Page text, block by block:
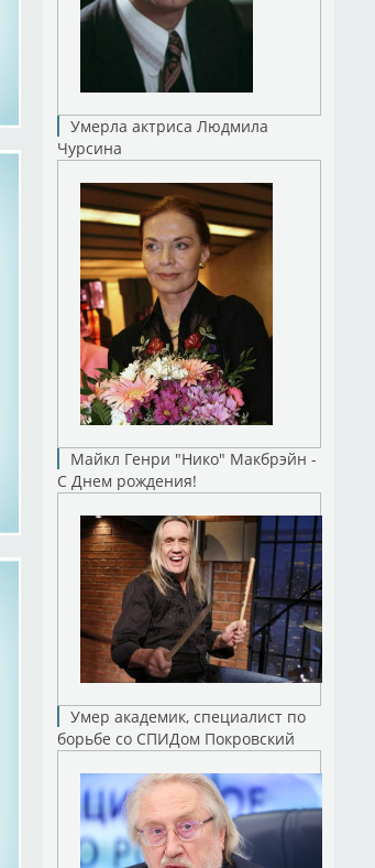
Умерла актриса Людмила
Чурсина
Майкл Генри "Нико" Макбрэйн -
С Днем рождения!
Умер академик, специалист по
борьбе со СПИДом Покровский